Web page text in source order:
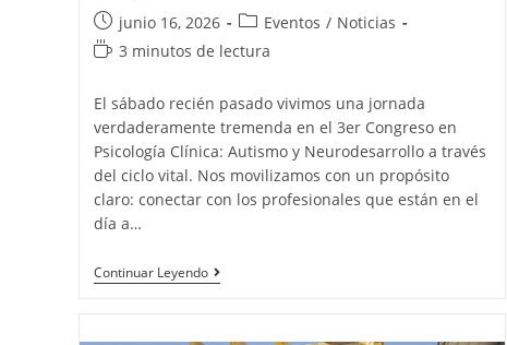
junio 16, 2026 Eventos / Noticias
3 minutos de lectura
El sábado recién pasado vivimos una jornada
verdaderamente tremenda en el 3er Congreso en
Psicología Clínica: Autismo y Neurodesarrollo a través
del ciclo vital. Nos movilizamos con un propósito
claro: conectar con los profesionales que están en el
día a…
Continuar Leyendo